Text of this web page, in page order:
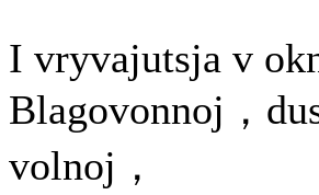
I vryvajutsja v
Blagovonnoj，
volnoj，